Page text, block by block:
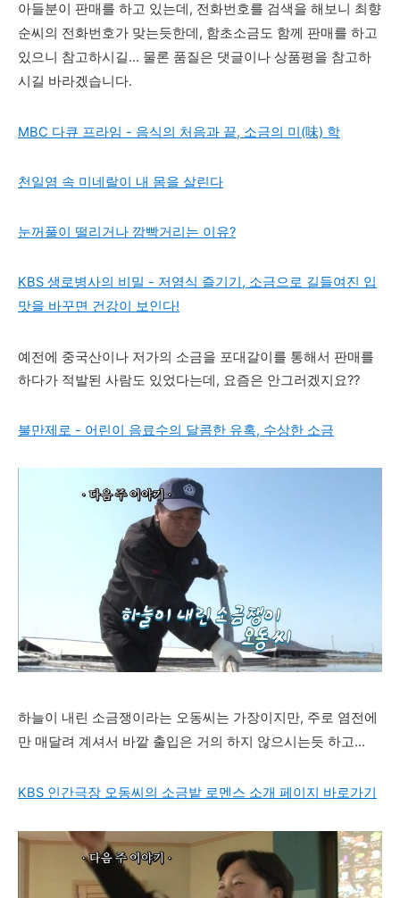
아들분이 판매를 하고 있는데, 전화번호를 검색을 해보니 최향
순씨의 전화번호가 맞는듯한데, 함초소금도 함께 판매를 하고
있으니 참고하시길... 물론 품질은 댓글이나 상품평을 참고하
시길 바라겠습니다.
MBC 다큐 프라임 - 음식의 처음과 끝, 소금의 미(味) 학
천일염 속 미네랄이 내 몸을 살린다
눈꺼풀이 떨리거나 깜빡거리는 이유?
KBS 생로병사의 비밀 - 저염식 즐기기, 소금으로 길들여진 입
맛을 바꾸면 건강이 보인다!
예전에 중국산이나 저가의 소금을 포대갈이를 통해서 판매를
하다가 적발된 사람도 있었다는데, 요즘은 안그러겠지요??
불만제로 - 어린이 음료수의 달콤한 유혹, 수상한 소금
하늘이 내린 소금쟁이라는 오동씨는 가장이지만, 주로 염전에
만 매달려 계셔서 바깥 출입은 거의 하지 않으시는듯 하고...
KBS 인간극장 오동씨의 소금밭 로멘스 소개 페이지 바로가기